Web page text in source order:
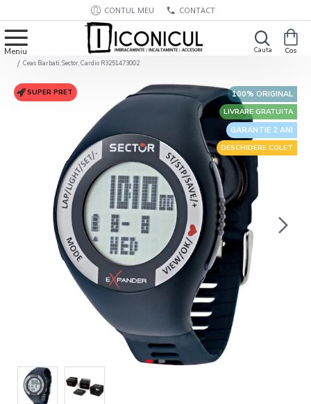
CONTUL MEU CONTACT
Ceas Barbati, Sector, Cardio R3251473002
GARANTIE 2 ANI
100% ORIGINAL
LIVRARE GRATUITA
DESCHIDERE COLET
SUPER PRET